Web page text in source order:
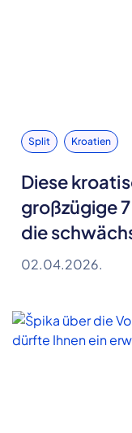
Split Kroatien
Diese
großzügige
die
02.04.2026.